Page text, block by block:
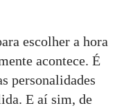
escolher a hora
acontece. É
personalidades
E aí sim, de